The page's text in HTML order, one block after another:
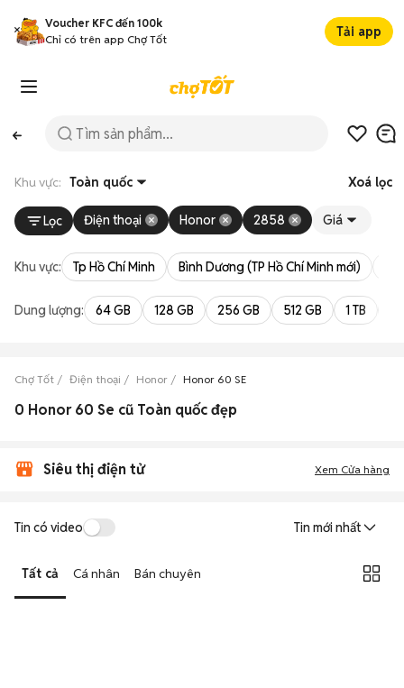
Voucher KFC đến 100k
Chỉ có trên app Chợ Tốt
Tải app
Khu vực: Toàn quốc Xoá lọc
Lọc Điện thoại Honor 2858 Giá
Khu vực: Tp Hồ Chí Minh Bình Dương (TP Hồ Chí Minh mới)
Dung lượng: 64 GB 128 GB 256 GB 512 GB 1 TB
Chợ Tốt Điện thoại Honor Honor 60 SE
0 Honor 60 Se cũ Toàn quốc đẹp
Siêu thị điện tử Xem Cửa hàng
Tin có video Tin mới nhất
Tất cả Cá nhân Bán chuyên